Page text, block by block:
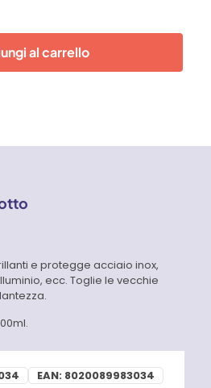
al carrello
e protegge acciaio inox,
ecc. Toglie le vecchie
EAN: 8020089983034